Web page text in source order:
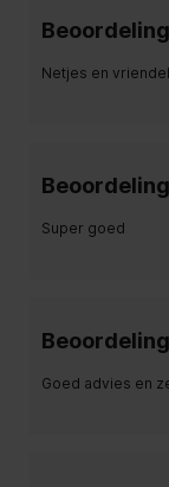
Netjes en
Super goed
Goed advies en